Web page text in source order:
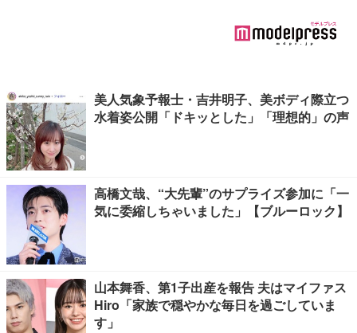
美人気象予報士・吉井明子、美ボディ際立つ
水着姿公開「ドキッとした」「理想的」の声
高橋文哉、“大先輩”のサプライズ参加に「一
気に委縮しちゃいました」【ブルーロック】
山本舞香、第1子出産を報告 夫はマイファス
Hiro「家族で穏やかな毎日を過ごしていま
す」